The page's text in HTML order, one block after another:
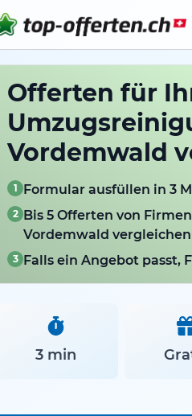
Offerten für
Vordemwald
1 Formular ausfüllen in 3
2 Bis 5 Offerten von
Vordemwald vergleichen
3 Falls ein Angebot passt,
3 min